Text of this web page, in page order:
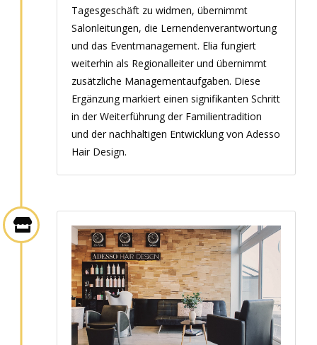
Tagesgeschäft zu widmen, übernimmt
Salonleitungen, die Lernendenverantwortung
und das Eventmanagement. Elia fungiert
weiterhin als Regionalleiter und übernimmt
zusätzliche Managementaufgaben. Diese
Ergänzung markiert einen signifikanten Schritt
in der Weiterführung der Familientradition
und der nachhaltigen Entwicklung von Adesso
Hair Design.